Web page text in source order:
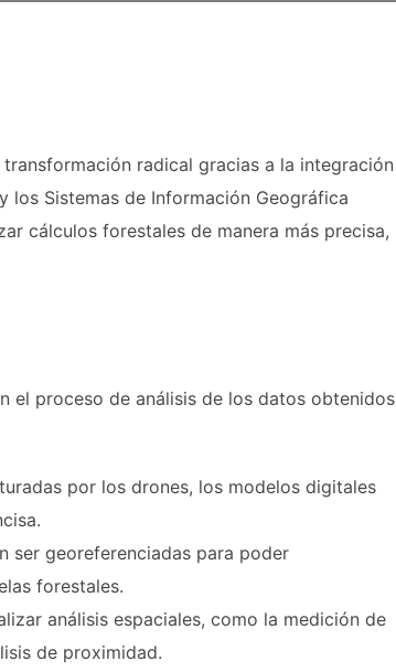
radical gracias a la integración
los Sistemas de Información Geográfica
cálculos forestales de manera más precisa,
el proceso de análisis de los datos obtenidos
por los drones, los modelos digitales
ser georeferenciadas para poder
forestales.
análisis espaciales, como la medición de
de proximidad.